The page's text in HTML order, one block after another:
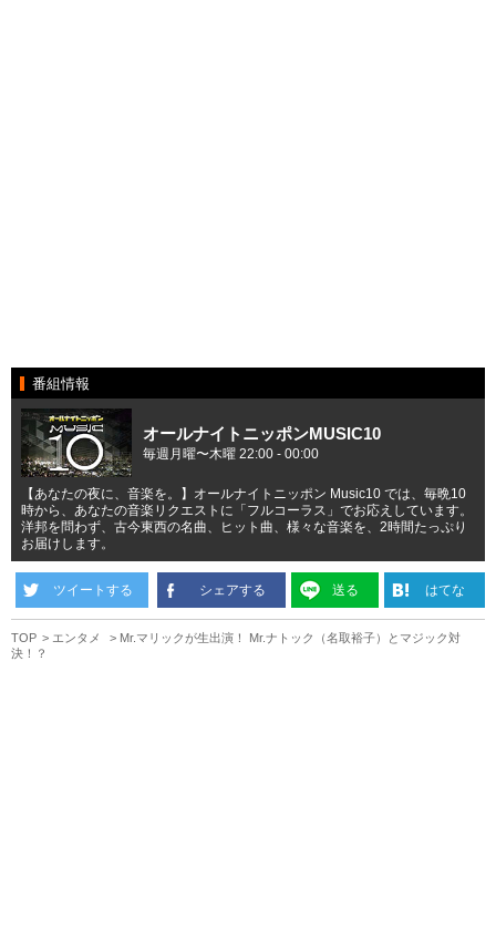
番組情報
オールナイトニッポンMUSIC10
毎週月曜〜木曜 22:00 - 00:00
【あなたの夜に、音楽を。】オールナイトニッポン Music10 では、毎晩10
時から、あなたの音楽リクエストに「フルコーラス」でお応えしています。
洋邦を問わず、古今東西の名曲、ヒット曲、様々な音楽を、2時間たっぷり
お届けします。
ツイートする シェアする 送る はてな
TOP エンタメ
Mr.マリックが生出演！ Mr.ナトック（名取裕子）とマジック対
決！？